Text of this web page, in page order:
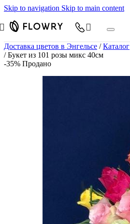
Skip to navigation Skip to main content
Доставка цветов в Энгельсе / Каталог
/Букет из 101 розы микс 40см
-35% Продано